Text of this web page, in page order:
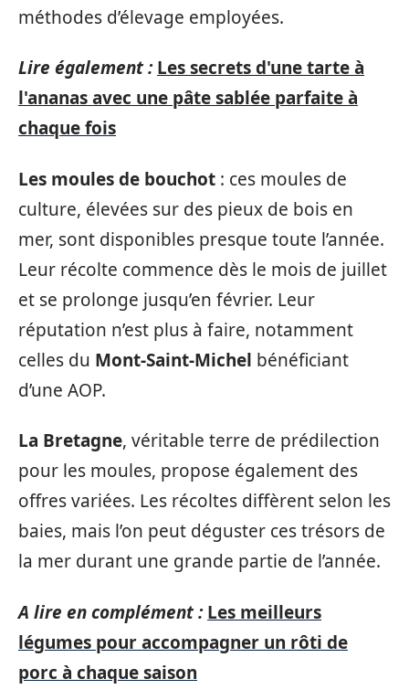
méthodes d’élevage employées.
Lire également : Les secrets d'une tarte à
l'ananas avec une pâte sablée parfaite à
chaque fois
Les moules de bouchot : ces moules de
culture, élevées sur des pieux de bois en
mer, sont disponibles presque toute l’année.
Leur récolte commence dès le mois de juillet
et se prolonge jusqu’en février. Leur
réputation n’est plus à faire, notamment
celles du Mont-Saint-Michel bénéficiant
d’une AOP.
La Bretagne, véritable terre de prédilection
pour les moules, propose également des
offres variées. Les récoltes diffèrent selon les
baies, mais l’on peut déguster ces trésors de
la mer durant une grande partie de l’année.
A lire en complément : Les meilleurs
légumes pour accompagner un rôti de
porc à chaque saison